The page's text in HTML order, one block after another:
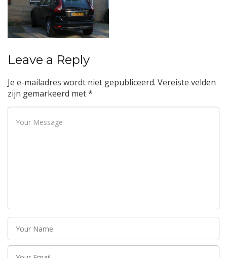
Leave a Reply
Je e-mailadres wordt niet gepubliceerd. Vereiste velden
zijn gemarkeerd met*